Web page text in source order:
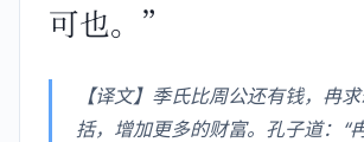
可也。”
【译文】季氏比周公还有钱，冉
括，增加更多的财富。孔子道：“